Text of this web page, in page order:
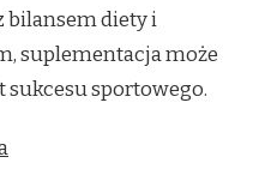
bilansem diety i
suplementacja może
sportowego.